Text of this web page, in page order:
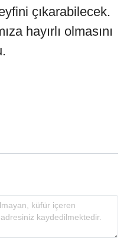
çıkarabilecek.
hayırlı olmasını